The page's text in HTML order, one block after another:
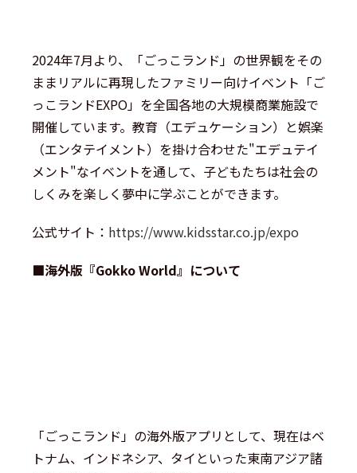
2024年7月より、「ごっこランド」の世界観をその
ままリアルに再現したファミリー向けイベント「ご
っこランドEXPO」を全国各地の大規模商業施設で
開催しています。教育（エデュケーション）と娯楽
（エンタテイメント）を掛け合わせた"エデュテイ
メント"なイベントを通して、子どもたちは社会の
しくみを楽しく夢中に学ぶことができます。
公式サイト： https://www.kidsstar.co.jp/expo
■海外版『Gokko World』について
「ごっこランド」の海外版アプリとして、現在はベ
トナム、インドネシア、タイといった東南アジア諸